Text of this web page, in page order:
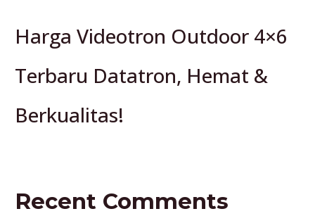
Harga Videotron Outdoor 4×6
Terbaru Datatron, Hemat &
Berkualitas!
Recent Comments